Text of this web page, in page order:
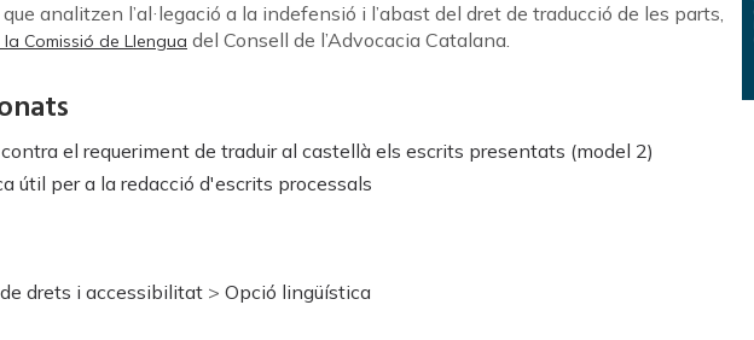
analitzen l’al·legació a la indefensió i l’abast del dret de traducció de les parts,
Comissió de Llengua del Consell de l’Advocacia Catalana.
el requeriment de traduir al castellà els escrits presentats (model 2)
útil per a la redacció d'escrits processals
drets i accessibilitat > Opció lingüística